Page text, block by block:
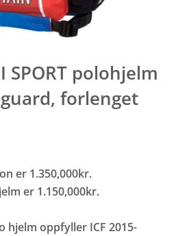
SPORT polohjelm
forlenget
er 1.350,000kr.
er 1.150,000kr.
hjelm oppfyller ICF 2015-